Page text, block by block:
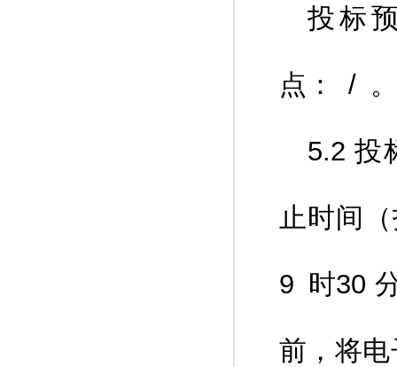
投标
点： / 。
5.2 投
止时间
9 时30
前，将